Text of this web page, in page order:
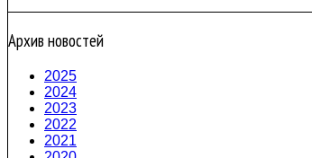
Архив новостей
2025
2024
2023
2022
2021